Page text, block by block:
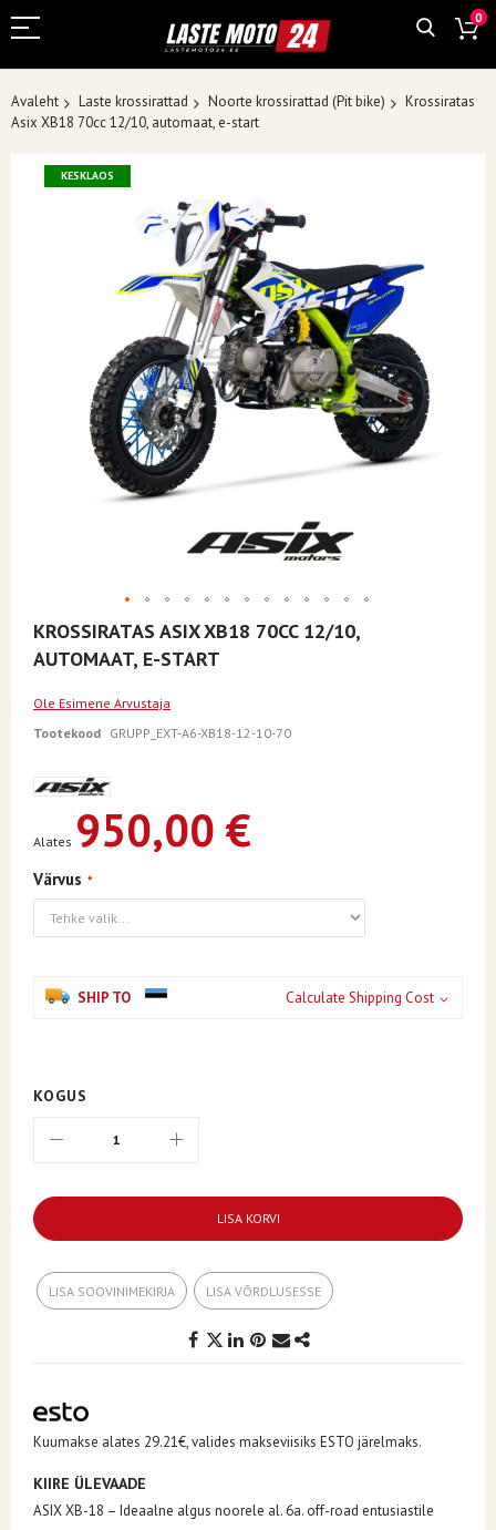
0
Avaleht Laste krossirattad Noorte krossirattad (Pit bike)
Krossiratas
Asix XB18 70cc 12/10, automaat, e-start
Skip
KESKLAOS
Skip
to
the
of
images
KROSSIRATAS ASIX XB18 70CC 12/10,
AUTOMAAT, E-START
Ole Esimene Arvustaja
Tootekood GRUPP_EXT-A6-XB18-12-10-70
Alates 950,00 €
Värvus
SHIP TO Calculate Shipping Cost
KOGUS
LISA KORVI
LISA SOOVINIMEKIRJA LISA VÕRDLUSESSE
Kuumakse alates 29.21€, valides makseviisiks ESTO järelmaks.
KIIRE ÜLEVAADE
ASIX XB-18 – Ideaalne algus noorele al. 6a. off-road entusiastile